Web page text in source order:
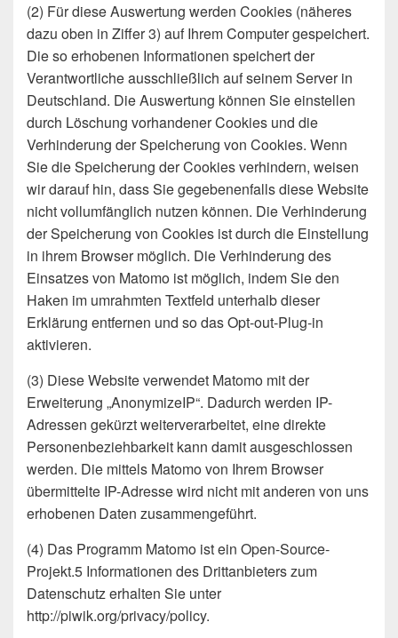
(2) Für diese Auswertung werden Cookies (näheres
dazu oben in Ziffer 3) auf Ihrem Computer gespeichert.
Die so erhobenen Informationen speichert der
Verantwortliche ausschließlich auf seinem Server in
Deutschland. Die Auswertung können Sie einstellen
durch Löschung vorhandener Cookies und die
Verhinderung der Speicherung von Cookies. Wenn
Sie die Speicherung der Cookies verhindern, weisen
wir darauf hin, dass Sie gegebenenfalls diese Website
nicht vollumfänglich nutzen können. Die Verhinderung
der Speicherung von Cookies ist durch die Einstellung
in ihrem Browser möglich. Die Verhinderung des
Einsatzes von Matomo ist möglich, indem Sie den
Haken im umrahmten Textfeld unterhalb dieser
Erklärung entfernen und so das Opt-out-Plug-in
aktivieren.
(3) Diese Website verwendet Matomo mit der
Erweiterung „AnonymizeIP“. Dadurch werden IP-
Adressen gekürzt weiterverarbeitet, eine direkte
Personenbeziehbarkeit kann damit ausgeschlossen
werden. Die mittels Matomo von Ihrem Browser
übermittelte IP-Adresse wird nicht mit anderen von uns
erhobenen Daten zusammengeführt.
(4) Das Programm Matomo ist ein Open-Source-
Projekt.5 Informationen des Drittanbieters zum
Datenschutz erhalten Sie unter
http://piwik.org/privacy/policy.